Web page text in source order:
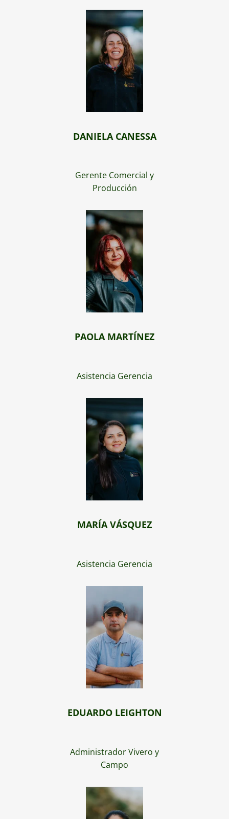
DANIELA CANESSA
Gerente Comercial y
Producción
PAOLA MARTÍNEZ
Asistencia Gerencia
MARÍA VÁSQUEZ
Asistencia Gerencia
EDUARDO LEIGHTON
Administrador Vivero y
Campo